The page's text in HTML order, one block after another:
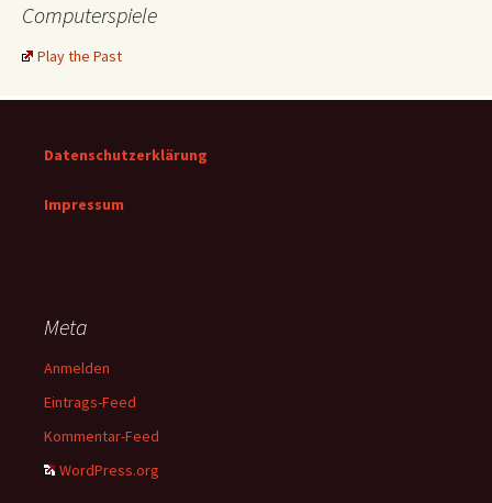
Computerspiele
Play the Past
Datenschutzerklärung
Impressum
Meta
Anmelden
Eintrags-Feed
Kommentar-Feed
WordPress.org